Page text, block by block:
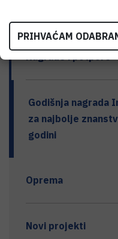
Nagrade i potpore
Godišnja nagrada
za najbolje
godini
Oprema
Novi projekti
PRIHVAĆAM